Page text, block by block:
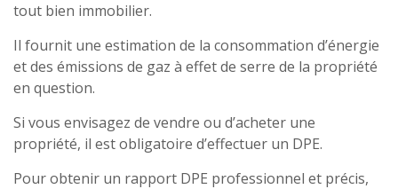
tout bien immobilier.
Il fournit une estimation de la consommation d’énergie
et des émissions de gaz à effet de serre de la propriété
en question.
Si vous envisagez de vendre ou d’acheter une
propriété, il est obligatoire d’effectuer un DPE.
Pour obtenir un rapport DPE professionnel et précis,